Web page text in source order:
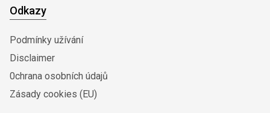
Odkazy
Podmínky užívání
Disclaimer
0chrana osobních údajů
Zásady cookies (EU)